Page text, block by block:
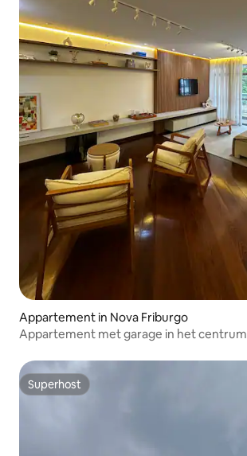
Appartement in Nova Friburgo
Appartement met garage in het centrum
Superhost
Superhost